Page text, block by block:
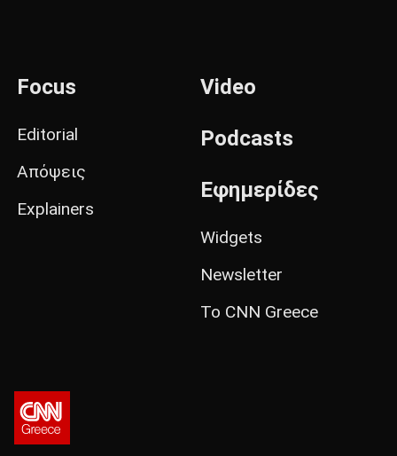
Focus
Editorial
Απόψεις
Explainers
Video
Podcasts
Εφημερίδες
Widgets
Newsletter
Το CNN Greece